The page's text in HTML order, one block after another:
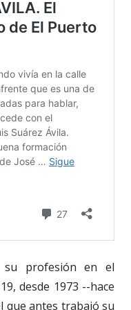
su profesión en el
desde 1973 --hace
que antes trabajó su